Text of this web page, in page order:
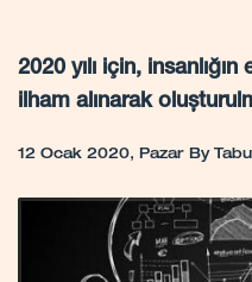
2020 yılı için,
ilham alınarak
12 Ocak 2020, Pazar By